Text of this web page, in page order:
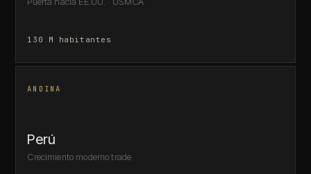
130 M habitantes
ANDINA
Perú
Crecimiento moderno trade